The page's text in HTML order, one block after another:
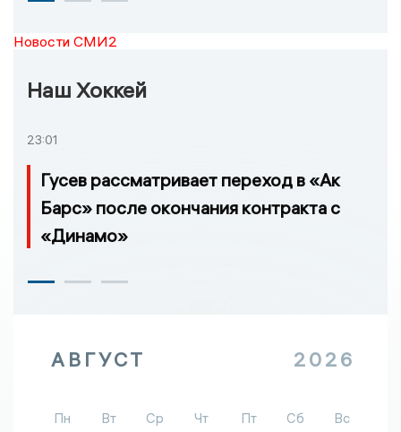
Новости СМИ2
Наш Хоккей
23:01
Гусев рассматривает переход в «Ак
Барс» после окончания контракта с
«Динамо»
АВГУСТ 2026
Пн Вт Ср Чт Пт Сб Вс